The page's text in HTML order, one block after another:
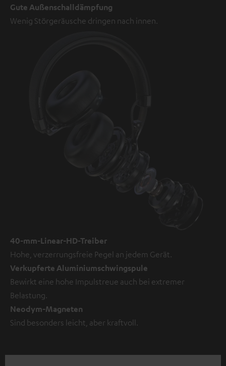
Gute Außenschalldämpfung
Wenig Störgeräusche dringen nach innen.
40-mm-Linear-HD-Treiber
Hohe, verzerrungsfreie Pegel an jedem Gerät.
Verkupferte Aluminiumschwingspule
Bewirkt eine hohe Impulstreue auch bei extremer
Belastung.
Neodym-Magneten
Sind besonders leicht, aber kraftvoll.